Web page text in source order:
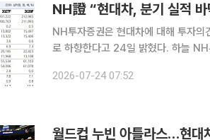
NH證 “현대차, 분기 실적
NH투자증권은 현대차에 대해 투자
로 하향한다고 24일 밝혔다. 하늘 NH투자증권 연구원은 “부품 수급 차질과 중동 수출판매 제한 등
로 인한 믹스 악화와 북미·유럽 인센
2026-07-24 07:52
월드컵 누빈 아틀라스…현대